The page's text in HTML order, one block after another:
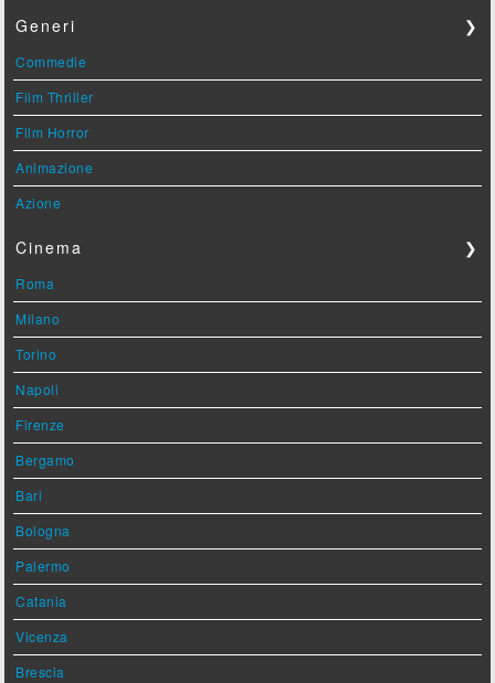
Generi ❯
Commedie
Film Thriller
Film Horror
Animazione
Azione
Cinema ❯
Roma
Milano
Torino
Napoli
Firenze
Bergamo
Bari
Bologna
Palermo
Catania
Vicenza
Brescia